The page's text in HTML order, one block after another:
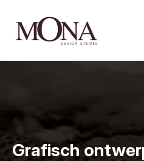
Grafisch